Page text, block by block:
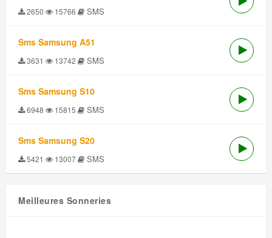
2650 15766 SMS
Sms Samsung A51
3631 13742 SMS
Sms Samsung S10
6948 15815 SMS
Sms Samsung S20
5421 13007 SMS
Meilleures Sonneries